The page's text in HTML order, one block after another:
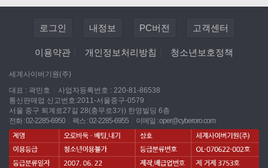
로그인 내정보 PC버전 고객센터
이용약관 개인정보처리방침 청소년보호정책
세계사이버기원(주)
대표 : 곽민호
사업자등록번호 : 220-81-86538
통신판매업 신고번호:2011-서울중구-0579
서울 중구 퇴계로27길 28(충무로3가) 한영빌딩 6층
전화 : 02-2285-6950
팩스 : 02-2285-6955 이메일 :oper@cyberoro.com